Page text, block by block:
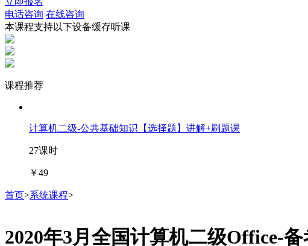
电话咨询 在线咨询
本课程支持以下设备缓存听课
课程推荐
计算机二级-公共基础知识【选择题】讲解+刷题课
27课时
￥49
首页>系统课程>
2020年3月全国计算机二级Office-